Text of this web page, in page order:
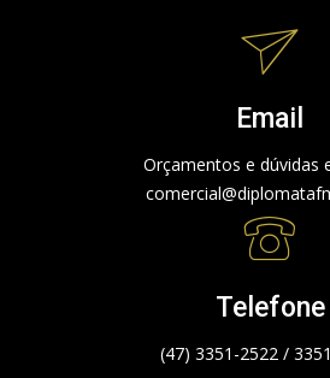
Email
Orçamentos e dúvidas
Telefone
(47) 3351-2522 /